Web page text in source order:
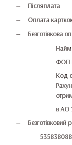
Післяплата
Оплата
Безготівкова
ФОП
Код
в АО